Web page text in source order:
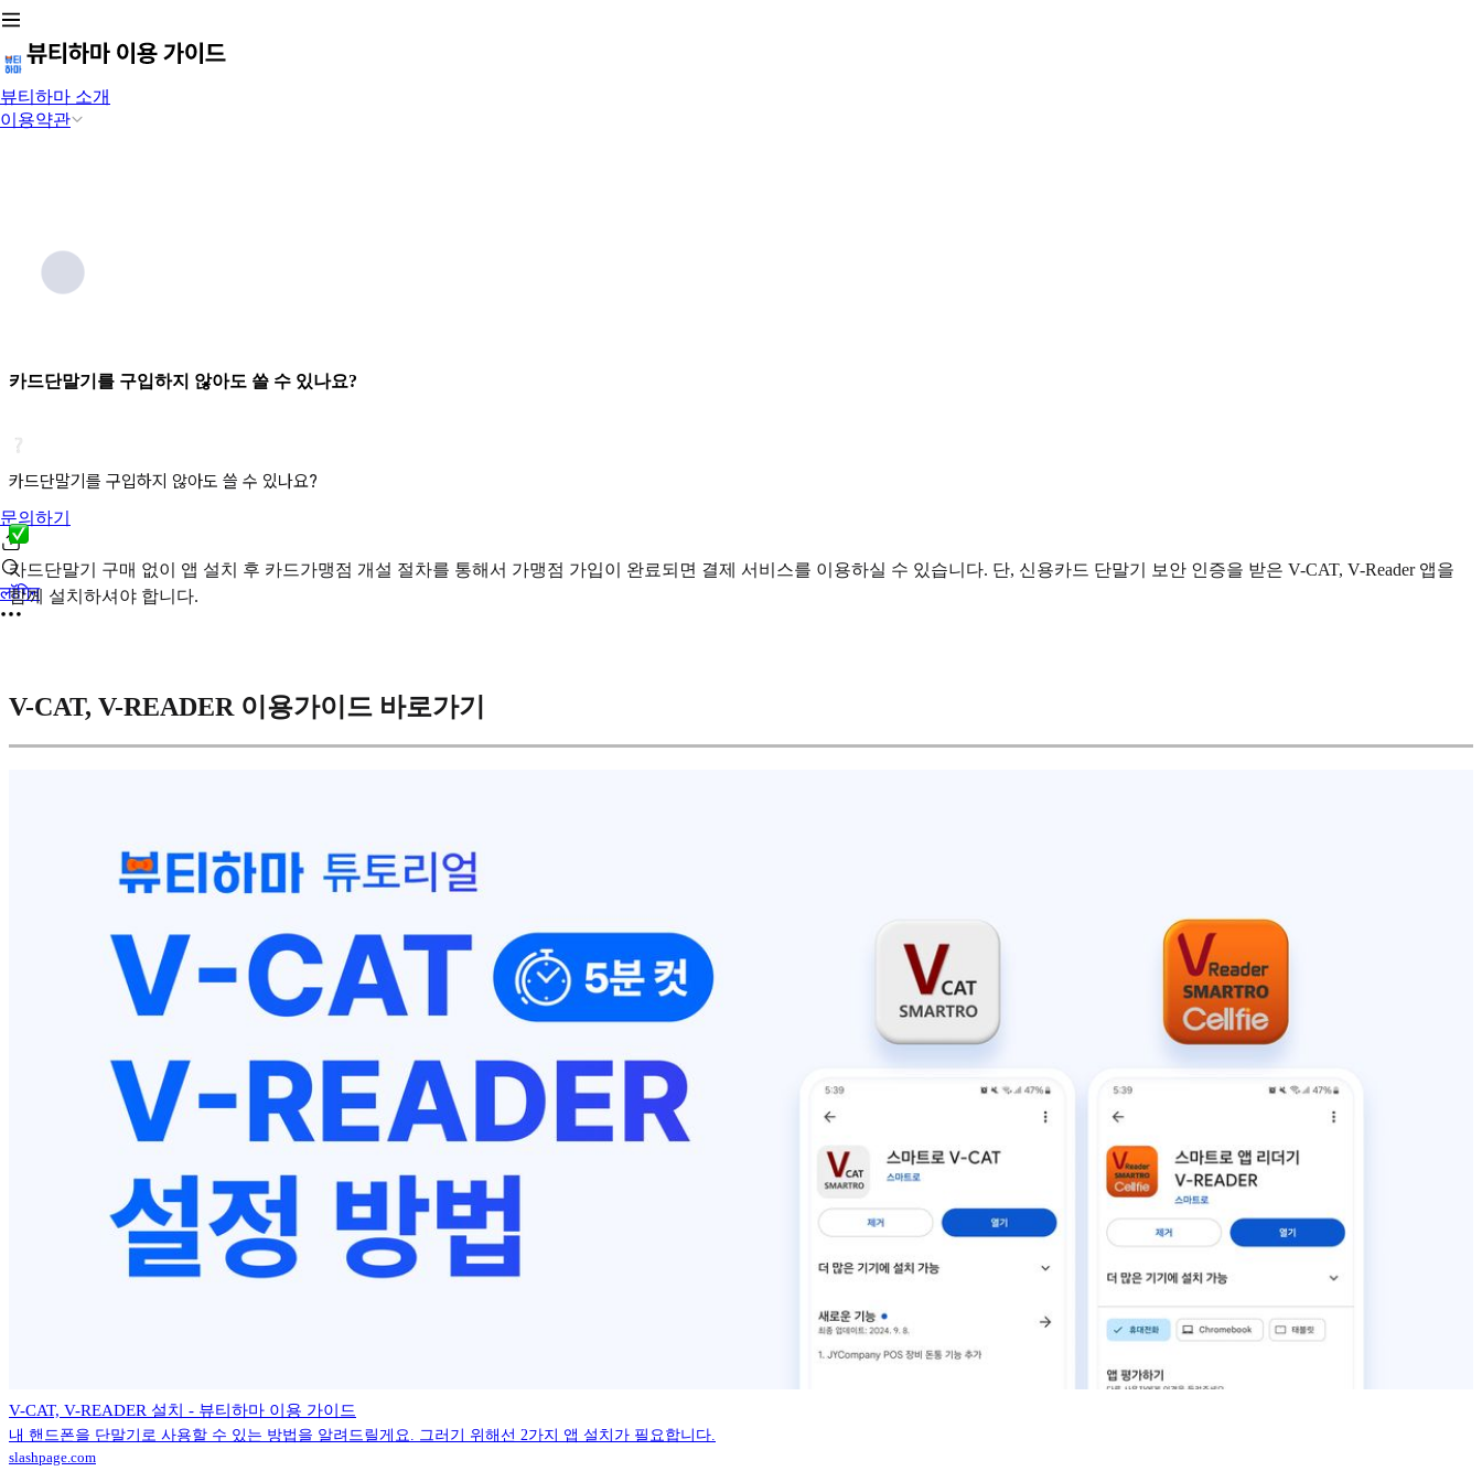
뷰티하마 소개
이용약관
문의하기
लॉगिन
카드단말기를 구입하지 않아도 쓸 수 있나요?
카드단말기를 구입하지 않아도 쓸 수 있나요?
카드단말기 구매 없이 앱 설치 후 카드가맹점 개설 절차를 통해서 가맹점 가입이 완료되면 결제 서비스를 이용하실 수 있습니다. 단, 신용카드 단말기 보안 인증을 받은 V-CAT, V-Reader 앱을
함께 설치하셔야 합니다.
V-CAT, V-READER 이용가이드 바로가기
V-CAT, V-READER 설치 - 뷰티하마 이용 가이드
내 핸드폰을 단말기로 사용할 수 있는 방법을 알려드릴게요. 그러기 위해선 2가지 앱 설치가 필요합니다.
slashpage.com